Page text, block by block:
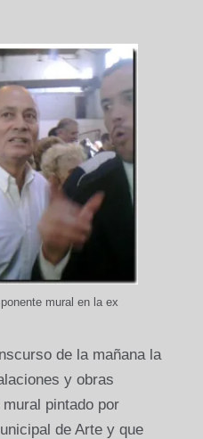
mural en la ex
de la mañana la
y obras
pintado por
de Arte y que